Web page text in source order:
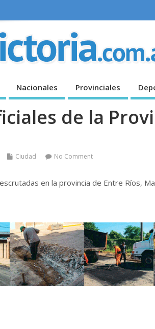
Nacionales Provinciales
de la
Ciudad No Comment
en la provincia de Entre Ríos,